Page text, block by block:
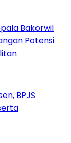
Bakorwil
Potensi
BPJS